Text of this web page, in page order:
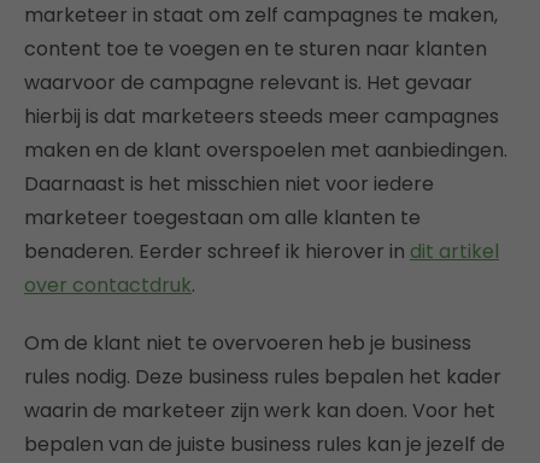
marketeer in staat om zelf campagnes te maken,
content toe te voegen en te sturen naar klanten
waarvoor de campagne relevant is. Het gevaar
hierbij is dat marketeers steeds meer campagnes
maken en de klant overspoelen met aanbiedingen.
Daarnaast is het misschien niet voor iedere
marketeer toegestaan om alle klanten te
benaderen. Eerder schreef ik hierover in dit artikel
over contactdruk.
Om de klant niet te overvoeren heb je business
rules nodig. Deze business rules bepalen het kader
waarin de marketeer zijn werk kan doen. Voor het
bepalen van de juiste business rules kan je jezelf de